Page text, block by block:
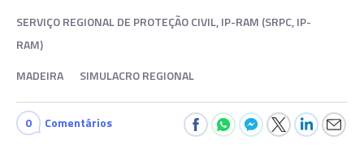
SERVIÇO REGIONAL DE PROTEÇÃO CIVIL, IP-RAM (SRPC, IP-
RAM)
MADEIRA
SIMULACRO REGIONAL
0 Comentários